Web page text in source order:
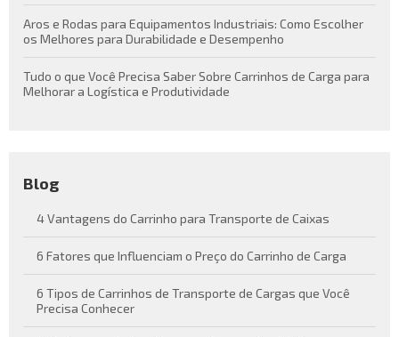
Aros e Rodas para Equipamentos Industriais: Como Escolher
os Melhores para Durabilidade e Desempenho
Tudo o que Você Precisa Saber Sobre Carrinhos de Carga para
Melhorar a Logística e Produtividade
Blog
4 Vantagens do Carrinho para Transporte de Caixas
6 Fatores que Influenciam o Preço do Carrinho de Carga
6 Tipos de Carrinhos de Transporte de Cargas que Você
Precisa Conhecer